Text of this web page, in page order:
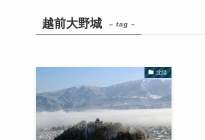
越前大野城 – tag –
北陸